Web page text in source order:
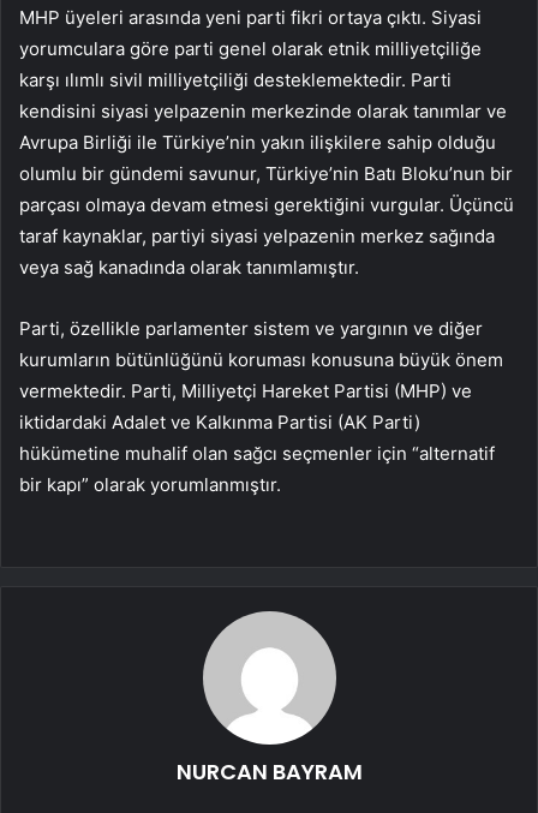
MHP üyeleri arasında yeni parti fikri ortaya çıktı. Siyasi
yorumculara göre parti genel olarak etnik milliyetçiliğe
karşı ılımlı sivil milliyetçiliği desteklemektedir. Parti
kendisini siyasi yelpazenin merkezinde olarak tanımlar ve
Avrupa Birliği ile Türkiye’nin yakın ilişkilere sahip olduğu
olumlu bir gündemi savunur, Türkiye’nin Batı Bloku’nun bir
parçası olmaya devam etmesi gerektiğini vurgular. Üçüncü
taraf kaynaklar, partiyi siyasi yelpazenin merkez sağında
veya sağ kanadında olarak tanımlamıştır.
Parti, özellikle parlamenter sistem ve yargının ve diğer
kurumların bütünlüğünü koruması konusuna büyük önem
vermektedir. Parti, Milliyetçi Hareket Partisi (MHP) ve
iktidardaki Adalet ve Kalkınma Partisi (AK Parti)
hükümetine muhalif olan sağcı seçmenler için “alternatif
bir kapı” olarak yorumlanmıştır.
NURCAN BAYRAM